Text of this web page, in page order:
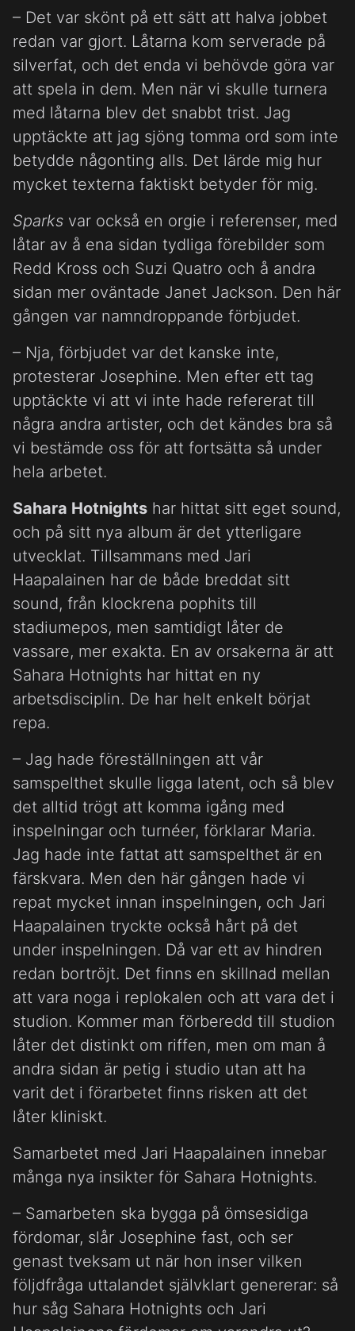
– Det var skönt på ett sätt att halva jobbet
redan var gjort. Låtarna kom serverade på
silverfat, och det enda vi behövde göra var
att spela in dem. Men när vi skulle turnera
med låtarna blev det snabbt trist. Jag
upptäckte att jag sjöng tomma ord som inte
betydde någonting alls. Det lärde mig hur
mycket texterna faktiskt betyder för mig.
Sparks var också en orgie i referenser, med
låtar av å ena sidan tydliga förebilder som
Redd Kross och Suzi Quatro och å andra
sidan mer oväntade Janet Jackson. Den här
gången var namndroppande förbjudet.
– Nja, förbjudet var det kanske inte,
protesterar Josephine. Men efter ett tag
upptäckte vi att vi inte hade refererat till
några andra artister, och det kändes bra så
vi bestämde oss för att fortsätta så under
hela arbetet.
Sahara Hotnights har hittat sitt eget sound,
och på sitt nya album är det ytterligare
utvecklat. Tillsammans med Jari
Haapalainen har de både breddat sitt
sound, från klockrena pophits till
stadiumepos, men samtidigt låter de
vassare, mer exakta. En av orsakerna är att
Sahara Hotnights har hittat en ny
arbetsdisciplin. De har helt enkelt börjat
repa.
– Jag hade föreställningen att vår
samspelthet skulle ligga latent, och så blev
det alltid trögt att komma igång med
inspelningar och turnéer, förklarar Maria.
Jag hade inte fattat att samspelthet är en
färskvara. Men den här gången hade vi
repat mycket innan inspelningen, och Jari
Haapalainen tryckte också hårt på det
under inspelningen. Då var ett av hindren
redan bortröjt. Det finns en skillnad mellan
att vara noga i replokalen och att vara det i
studion. Kommer man förberedd till studion
låter det distinkt om riffen, men om man å
andra sidan är petig i studio utan att ha
varit det i förarbetet finns risken att det
låter kliniskt.
Samarbetet med Jari Haapalainen innebar
många nya insikter för Sahara Hotnights.
– Samarbeten ska bygga på ömsesidiga
fördomar, slår Josephine fast, och ser
genast tveksam ut när hon inser vilken
följdfråga uttalandet självklart genererar: så
hur såg Sahara Hotnights och Jari